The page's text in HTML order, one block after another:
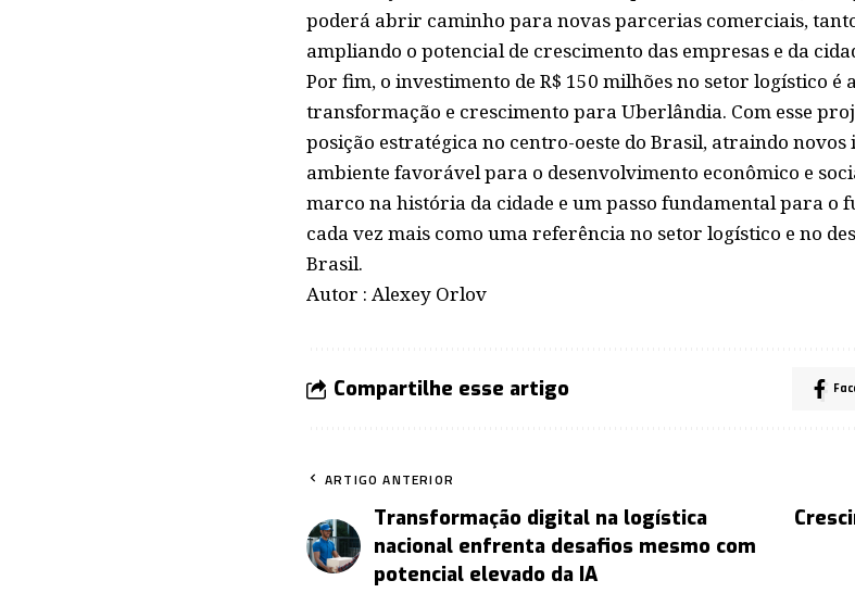
poderá abrir caminho para novas parcerias comerciais,
ampliando o potencial de crescimento das empresas e da
Por fim, o investimento de R$ 150 milhões no setor logístico é
transformação e crescimento para Uberlândia. Com esse
posição estratégica no centro-oeste do Brasil, atraindo
ambiente favorável para o desenvolvimento econômico e
marco na história da cidade e um passo fundamental para o
cada vez mais como uma referência no setor logístico e no
Brasil.
Autor : Alexey Orlov
Compartilhe esse artigo
ARTIGO ANTERIOR
Transformação digital na logística
nacional enfrenta desafios mesmo com
potencial elevado da IA